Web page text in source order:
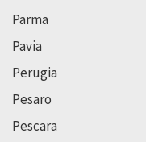
Parma
Pavia
Perugia
Pesaro
Pescara